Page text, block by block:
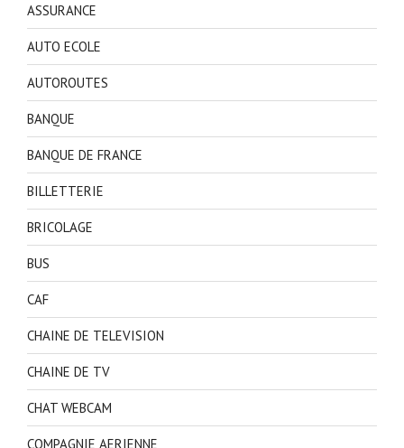
ASSURANCE
AUTO ECOLE
AUTOROUTES
BANQUE
BANQUE DE FRANCE
BILLETTERIE
BRICOLAGE
BUS
CAF
CHAINE DE TELEVISION
CHAINE DE TV
CHAT WEBCAM
COMPAGNIE AERIENNE